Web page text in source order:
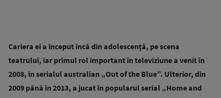
Cariera ei a început încă din adolescență, pe scena
teatrului, iar primul rol important în televiziune a venit în
2008, în serialul australian „Out of the Blue”. Ulterior, din
2009 până în 2013, a jucat în popularul serial „Home and